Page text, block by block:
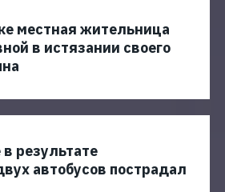
местная жительница
в истязании своего
результате
автобусов пострадал